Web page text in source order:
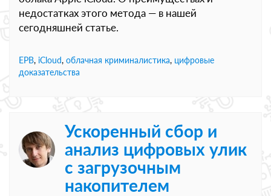
недостатках этого метода — в нашей
сегодняшней статье.
EPB, iCloud, облачная криминалистика, цифровые
доказательства
Ускоренный сбор и
анализ цифровых улик
с загрузочным
накопителем